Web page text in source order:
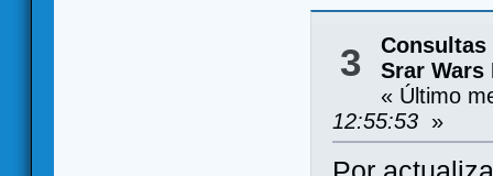
3
Consultas
Srar
« Último
12:55:53 »